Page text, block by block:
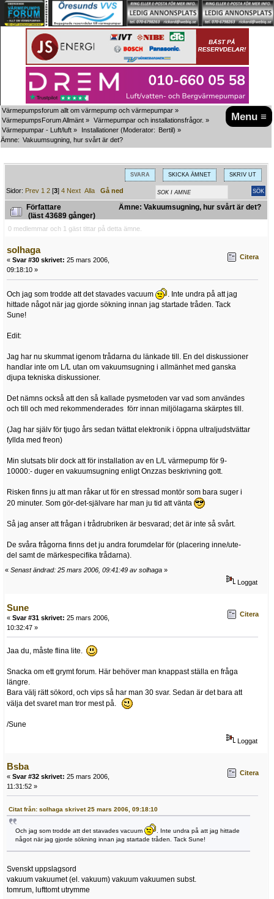
Menu ≡
Värmepumpsforum allt om värmepump och värmepumpar »
VärmepumpsForum Allmänt » Värmepumpar och installationsfrågor. »
Värmepumpar - Luft/luft » Installationer (Moderator: Bertil) »
Ämne: Vakuumsugning, hur svårt är det?
SVARA SKICKA ÄMNET SKRIV UT
Sidor: Prev 1 2 [3]4 Next Alla Gå ned
Författare
Ämne: Vakuumsugning, hur svårt är det?
(läst 43689 gånger)
0 medlemmar och 1 gäst tittar på detta ämne.
solhaga
« Svar #30 skrivet: 25 mars 2006,
09:18:10 »
Citera
Och jag som trodde att det stavades vacuum
. Inte undra på att jag
hittade något när jag gjorde sökning innan jag startade tråden. Tack
Sune!
Edit:
Jag har nu skummat igenom trådarna du länkade till. En del diskussioner
handlar inte om L/L utan om vakuumsugning i allmänhet med ganska
djupa tekniska diskussioner.
Det nämns också att den så kallade pysmetoden var vad som användes
och till och med rekommenderades förr innan miljölagarna skärptes till.
(Jag har själv för tjugo års sedan tvättat elektronik i öppna ultraljudstvättar
fyllda med freon)
Min slutsats blir dock att för installation av en L/L värmepump för 9-
10000:- duger en vakuumsugning enligt Onzzas beskrivning gott.
Risken finns ju att man råkar ut för en stressad montör som bara suger i
20 minuter. Som gör-det-självare har man ju tid att vänta
Så jag anser att frågan i trådrubriken är besvarad; det är inte så svårt.
De svåra frågorna finns det ju andra forumdelar för (placering inne/ute-
del samt de märkespecifika trådarna).
« Senast ändrad: 25 mars 2006, 09:41:49 av solhaga »
Loggat
Sune
« Svar #31 skrivet: 25 mars 2006,
10:32:47 »
Citera
Jaa du, måste flina lite.
Snacka om ett grymt forum. Här behöver man knappast ställa en fråga
längre.
Bara välj rätt sökord, och vips så har man 30 svar. Sedan är det bara att
välja det svaret man tror mest på.
/Sune
Loggat
Bsba
« Svar #32 skrivet: 25 mars 2006,
11:31:52 »
Citera
Citat från: solhaga skrivet 25 mars 2006, 09:18:10
Och jag som trodde att det stavades vacuum
. Inte undra på att jag hittade
något när jag gjorde sökning innan jag startade tråden. Tack Sune!
Svenskt uppslagsord
vakuum vakuumet (el. vakuum) vakuum vakuumen subst.
tomrum, lufttomt utrymme